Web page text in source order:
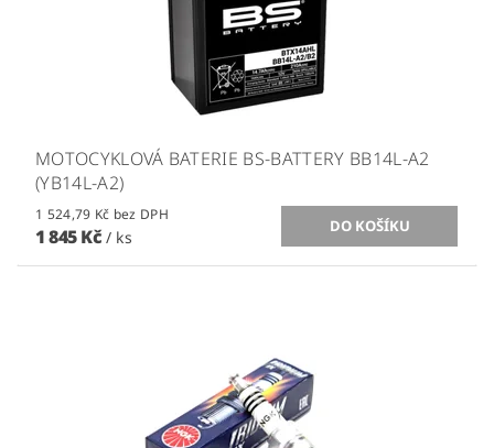
MOTOCYKLOVÁ BATERIE BS-BATTERY BB14L-A2
(YB14L-A2)
1 524,79 Kč bez DPH
1 845 Kč / ks